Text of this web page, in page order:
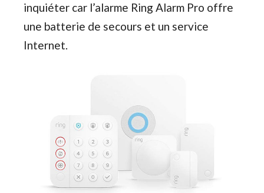
inquiéter car l’alarme Ring Alarm Pro offre
une batterie de secours et un service
Internet.